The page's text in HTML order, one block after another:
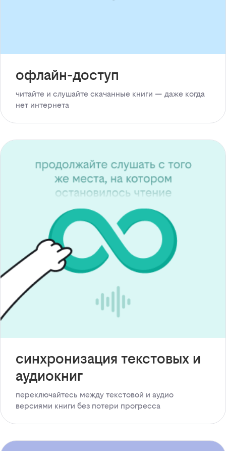
офлайн-доступ
читайте и слушайте скачанные книги — даже когда
нет интернета
синхронизация текстовых и
аудиокниг
переключайтесь между текстовой и аудио
версиями книги без потери прогресса